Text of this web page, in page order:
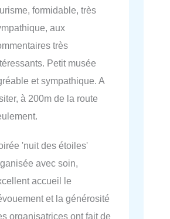
formidable, très
aux
très
Petit musée
et sympathique. A
à 200m de la route
'nuit des étoiles'
avec soin,
accueil le
et la générosité
organisatrices ont fait de